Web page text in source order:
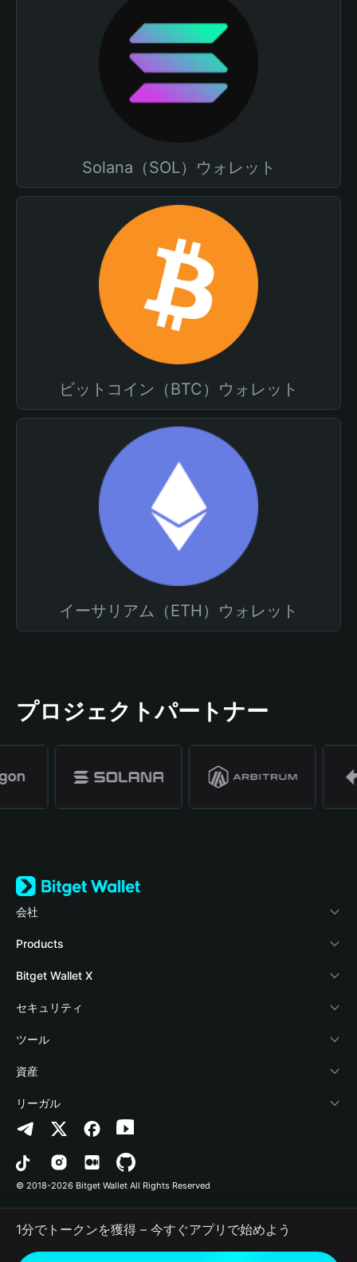
Solana（SOL）ウォレット
ビットコイン（BTC）ウォレット
イーサリアム（ETH）ウォレット
プロジェクトパートナー
会社
Bitget Walletについて
ブログ
アカデミー
暗号資産ニュース
Help Center
お問い合わせ
ブランドリソース
キャリア
Products
Crypto Card
Stablecoin Earn
Payfi Crypto
Crypto Swap API
Altcoin Season Index
Prediction Markets
DApp
RWA
Bitget Wallet X
デベロッパー
ウォレットを接続
Bitget Wallet Pay
プロジェクトを掲載
セキュリティ
保護基金
セキュリティ技術
ツール
暗号資産を購入
認証検出
コントラクト検出
一括送金
資産
Arbitrum
Avalanche
Bitcoin
Polygon
リーガル
プライバシーポリシー
利用規約
© 2018-2026 Bitget Wallet All Rights Reserved
1分でトークンを獲得 – 今すぐアプリで始めよう